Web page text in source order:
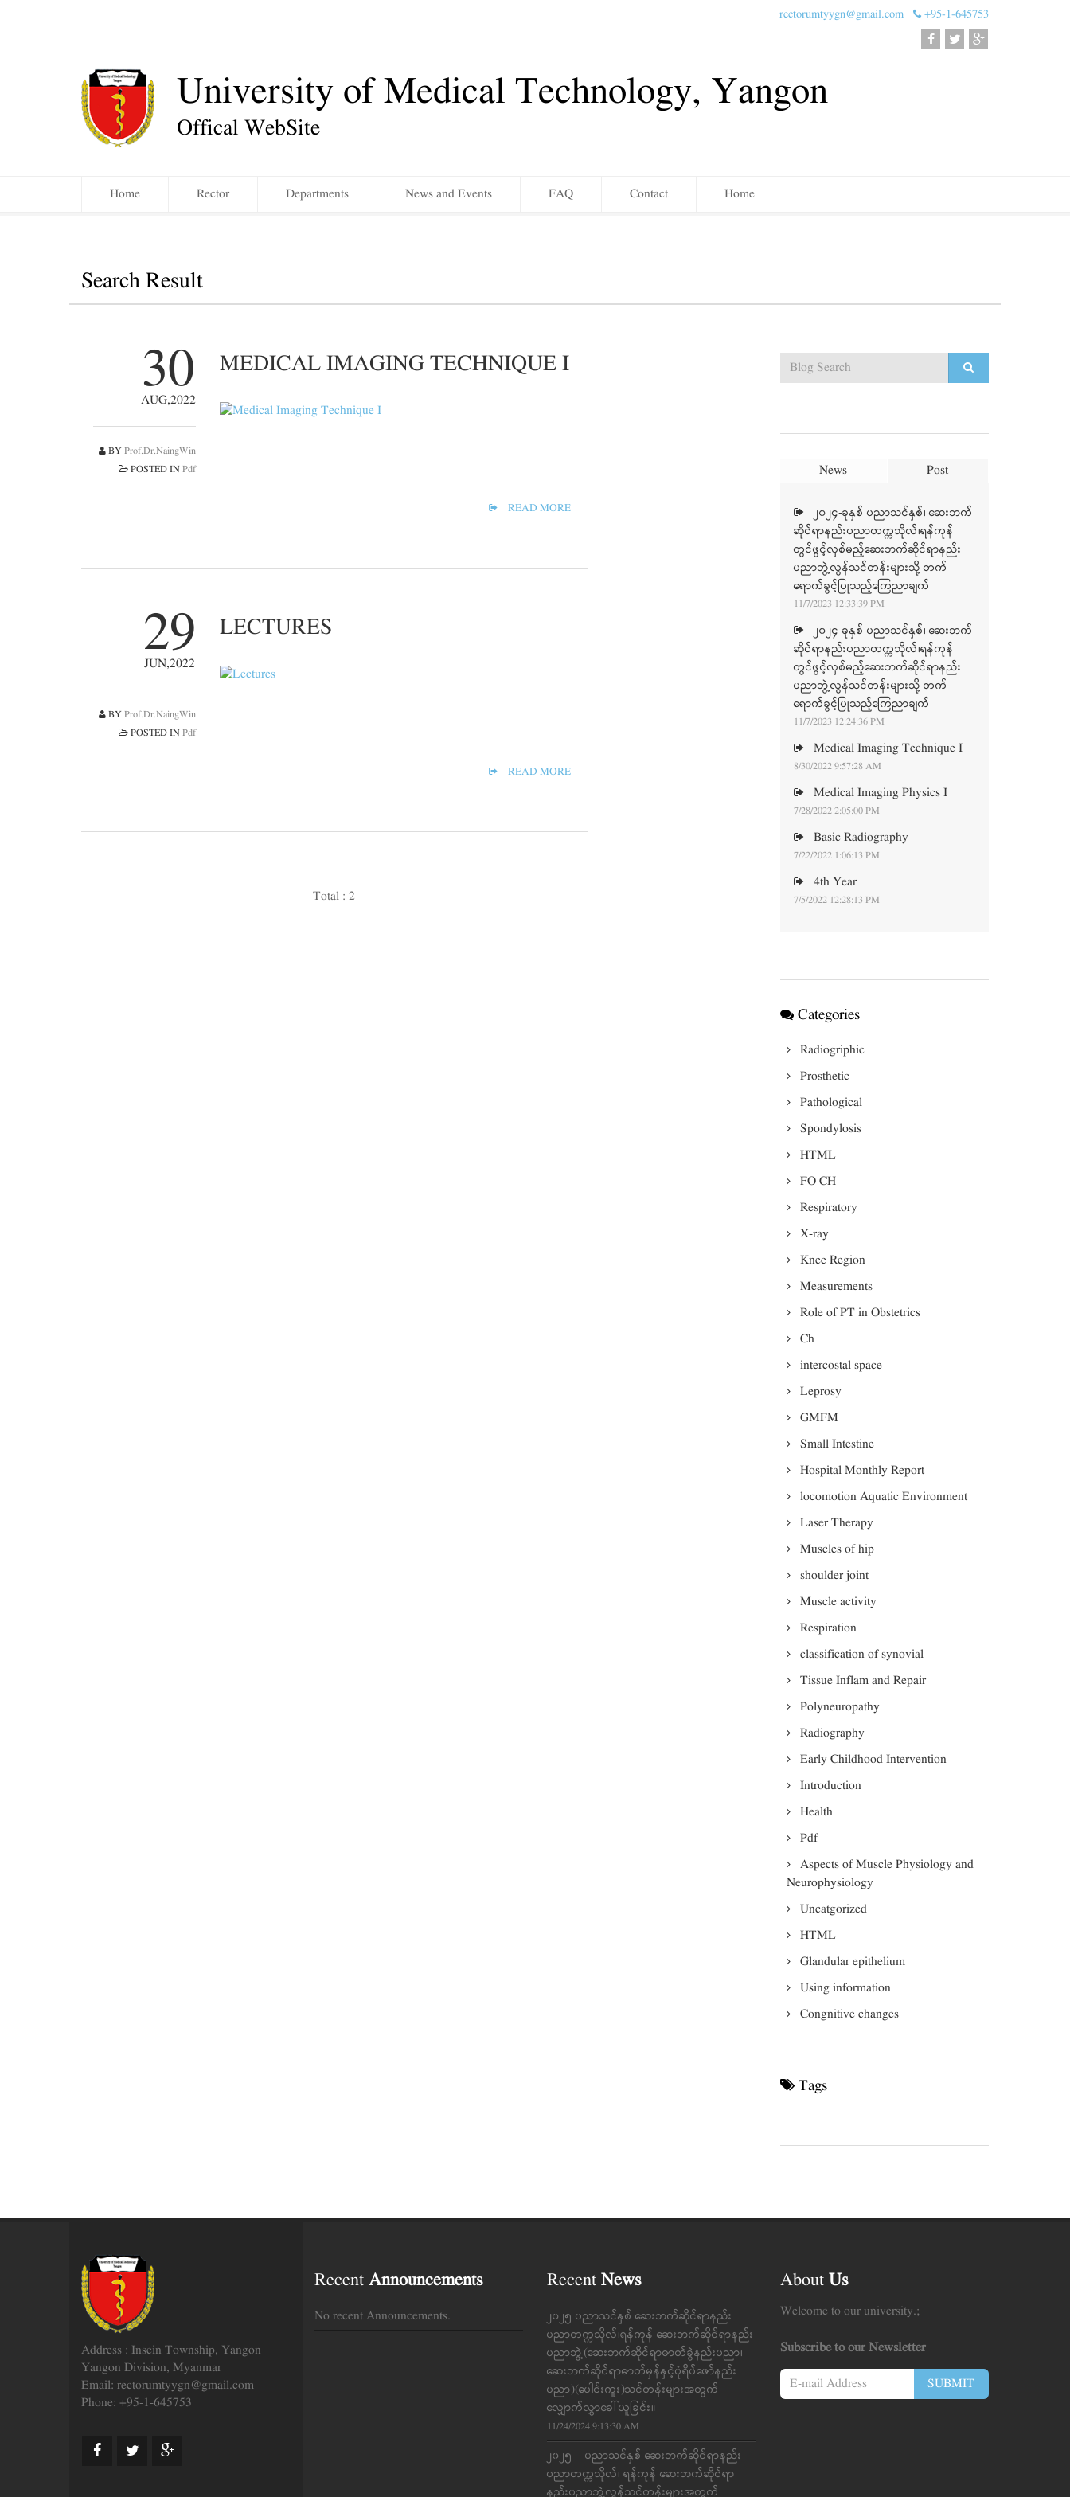
rectorumtyygn@gmail.com +95-1-645753
University of Medical Technology, Yangon
Offical WebSite
Home Rector Departments News and Events FAQ Contact Home
Search Result
30
AUG,2022
BYProf.Dr.NaingWin
POSTED INPdf
MEDICAL IMAGING TECHNIQUE I
READ MORE
29
JUN,2022
BYProf.Dr.NaingWin
POSTED INPdf
LECTURES
READ MORE
Total : 2
News Post
၂၀၂၄-ခုနှစ် ပညာသင်နှစ်၊ ဆေးဘက်
ဆိုင်ရာနည်းပညာတက္ကသိုလ်၊ရန်ကုန်
တွင်ဖွင့်လှစ်မည့်ဆေးဘက်ဆိုင်ရာနည်း
ပညာဘွဲ့လွန်သင်တန်းများသို့ တက်
ရောက်ခွင့်ပြုသည့်ကြေညာချက်
11/7/2023 12:33:39 PM
၂၀၂၄-ခုနှစ် ပညာသင်နှစ်၊ ဆေးဘက်
ဆိုင်ရာနည်းပညာတက္ကသိုလ်၊ရန်ကုန်
တွင်ဖွင့်လှစ်မည့်ဆေးဘက်ဆိုင်ရာနည်း
ပညာဘွဲ့လွန်သင်တန်းများသို့ တက်
ရောက်ခွင့်ပြုသည့်ကြေညာချက်
11/7/2023 12:24:36 PM
Medical Imaging Technique I
8/30/2022 9:57:28 AM
Medical Imaging Physics I
7/28/2022 2:05:00 PM
Basic Radiography
7/22/2022 1:06:13 PM
4th Year
7/5/2022 12:28:13 PM
Categories
Radiogriphic
Prosthetic
Pathological
Spondylosis
HTML
FO CH
Respiratory
X-ray
Knee Region
Measurements
Role of PT in Obstetrics
Ch
intercostal space
Leprosy
GMFM
Small Intestine
Hospital Monthly Report
locomotion Aquatic Environment
Laser Therapy
Muscles of hip
shoulder joint
Muscle activity
Respiration
classification of synovial
Tissue Inflam and Repair
Polyneuropathy
Radiography
Early Childhood Intervention
Introduction
Health
Pdf
Aspects of Muscle Physiology and
Neurophysiology
Uncatgorized
HTML
Glandular epithelium
Using information
Congnitive changes
Tags
Address : Insein Township, Yangon
Yangon Division, Myanmar
Email: rectorumtyygn@gmail.com
Phone: +95-1-645753
Recent Announcements
No recent Announcements.
Recent News
၂၀၂၅ ပညာသင်နှစ် ဆေးဘက်ဆိုင်ရာနည်း
ပညာတက္ကသိုလ်၊ရန်ကုန် ဆေးဘက်ဆိုင်ရာနည်း
ပညာဘွဲ့(ဆေးဘက်ဆိုင်ရာဓာတ်ခွဲနည်းပညာ၊
ဆေးဘက်ဆိုင်ရာဓာတ်မှန်နှင့်ပုံရိပ်ဖော်နည်း
ပညာ)(ပေါင်းကူး)သင်တန်းများအတွက်
လျှောက်လွှာခေါ်ယူခြင်း။
11/24/2024 9:13:30 AM
၂၀၂၅ _ ပညာသင်နှစ် ဆေးဘက်ဆိုင်ရာနည်း
ပညာတက္ကသိုလ်၊ ရန်ကုန် ဆေးဘက်ဆိုင်ရာ
နည်းပညာဘွဲ့လွန်သင်တန်းများအတွက်
About Us
Welcome to our university.;
Subscribe to our Newsletter
SUBMIT